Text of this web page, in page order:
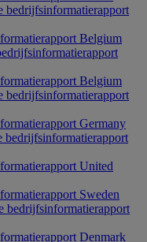
Belgium
Belgium
Germany
United
Sweden
Denmark